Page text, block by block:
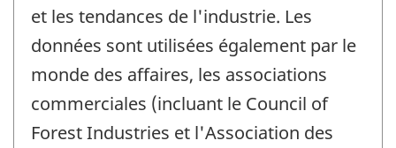
et les tendances de l'industrie. Les
données sont utilisées également par le
monde des affaires, les associations
commerciales (incluant le Council of
Forest Industries et l'Association des